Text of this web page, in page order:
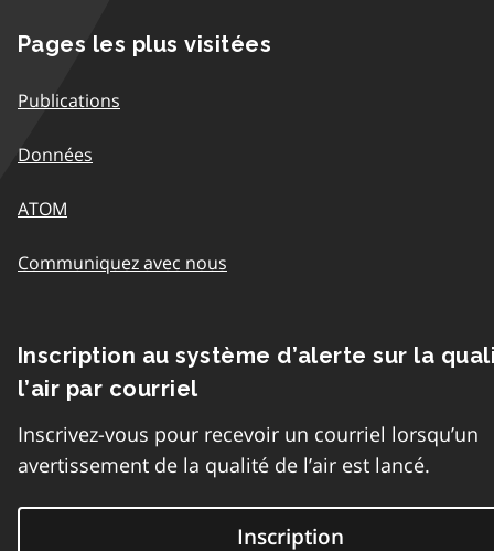
Pages les plus visitées
Publications
Données
ATOM
Communiquez avec nous
Inscription au système d’alerte sur la
l’air par courriel
Inscrivez-vous pour recevoir un courriel lorsqu’un
avertissement de la qualité de l’air est lancé.
Inscription